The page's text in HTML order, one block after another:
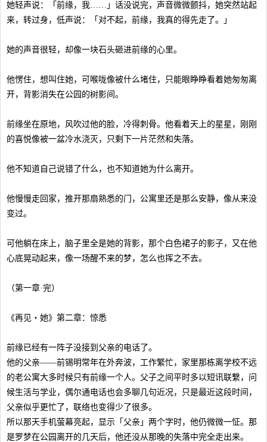
她轻声说：「前缘，我……」话没说完，声音微微颤抖，她突然站起
来，转过身，低声说：「对不起，前缘，我真的得先走了。」
她的声音很轻，却像一块石头砸进前缘的心里。
他愣住，想叫住她，可喉咙像被什么堵住，只能眼睁睁看着她匆匆离
开，背影消失在公园的树影间。
前缘坐在原地，风吹过他的脸，冷得刺骨。他看着天上的星星，刚刚
的喜悦像被一盆冷水浇灭，只剩下一片茫然和失落。
他不知道自己说错了什么，也不知道她为什么离开。
他慢慢走回家，推开那扇熟悉的门，公寓里还是那么安静，像从来没
变过。
可他躺在床上，脑子里全是她的背影，那个白色裙子的影子，又在他
心底晃动起来，像一场醒不来的梦，怎么也挥之不去。
（第一章·完）
《再见・她》第二章：惊悉
前缘已经有一阵子没接到父亲的电话了。
他的父亲——前锡明常年在外奔波，工作繁忙，家里那栋离学校不远
的老公寓大多时候只有前缘一个人。父子之间平时多以短讯联繫，问
候生活与学业，偶尔通电话也会多聊几句近况，只是最近这段时间，
父亲似乎更忙了，联络也变得少了很多。
所以那天手机萤幕亮起，显示「父亲」两个字时，他仍微微一怔。那
是罗梦在公园离开的几天后，他还没从那晚的失落中完全走出来。